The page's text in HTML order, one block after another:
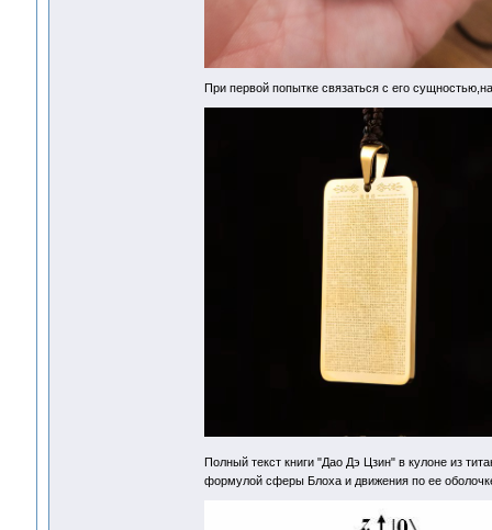
При первой попытке связаться с его
Полный текст книги "Дао Дэ Цзин" в кулоне из
формулой сферы Блоха и движения по ее